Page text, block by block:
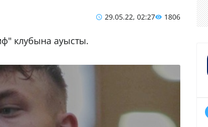
29.05.22, 02:27 1806
клубына ауысты.